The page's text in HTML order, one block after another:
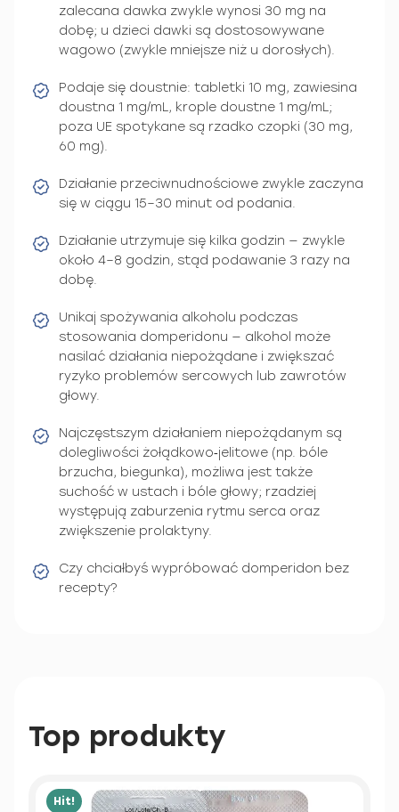
zalecana dawka zwykle wynosi 30 mg na
dobę; u dzieci dawki są dostosowywane
wagowo (zwykle mniejsze niż u dorosłych).
Podaje się doustnie: tabletki 10 mg, zawiesina
doustna 1 mg/mL, krople doustne 1 mg/mL;
poza UE spotykane są rzadko czopki (30 mg,
60 mg).
Działanie przeciwnudnościowe zwykle zaczyna
się w ciągu 15–30 minut od podania.
Działanie utrzymuje się kilka godzin — zwykle
około 4–8 godzin, stąd podawanie 3 razy na
dobę.
Unikaj spożywania alkoholu podczas
stosowania domperidonu — alkohol może
nasilać działania niepożądane i zwiększać
ryzyko problemów sercowych lub zawrotów
głowy.
Najczęstszym działaniem niepożądanym są
dolegliwości żołądkowo‑jelitowe (np. bóle
brzucha, biegunka), możliwa jest także
suchość w ustach i bóle głowy; rzadziej
występują zaburzenia rytmu serca oraz
zwiększenie prolaktyny.
Czy chciałbyś wypróbować domperidon bez
recepty?
Top produkty
Hit!